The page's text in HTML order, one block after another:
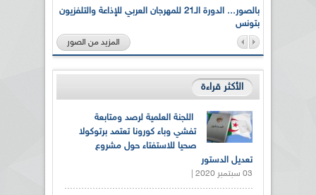
بالصور... الدورة الـ21 للمهرجان العربي للإذاعة والتلفزيون
بتونس
المزيد من الصور
الأكثر قراءة
اللجنة العلمية لرصد ومتابعة
تفشي وباء كورونا تعتمد برتوكولا
صحيا للاستفتاء حول مشروع
تعديل الدستور
03 سبتمبر 2020 |